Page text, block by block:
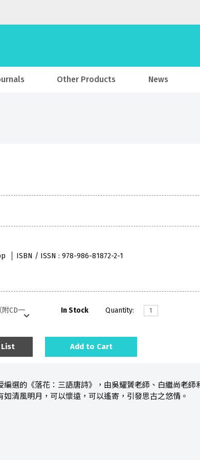
Other Products News
ISBN / ISSN : 978-986-81872-2-1
In Stock Quantity:
List Add to Cart
選的《落花：三語唐詩》，由吳耀贇老師、白繼尚老師
清風明月，可以懷遠，可以遙寄，引發思古之悠情。